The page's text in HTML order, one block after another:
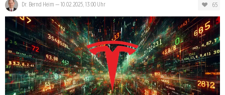
Dr. Bernd Heim — 10.02.2025, 13:00 Uhr 65